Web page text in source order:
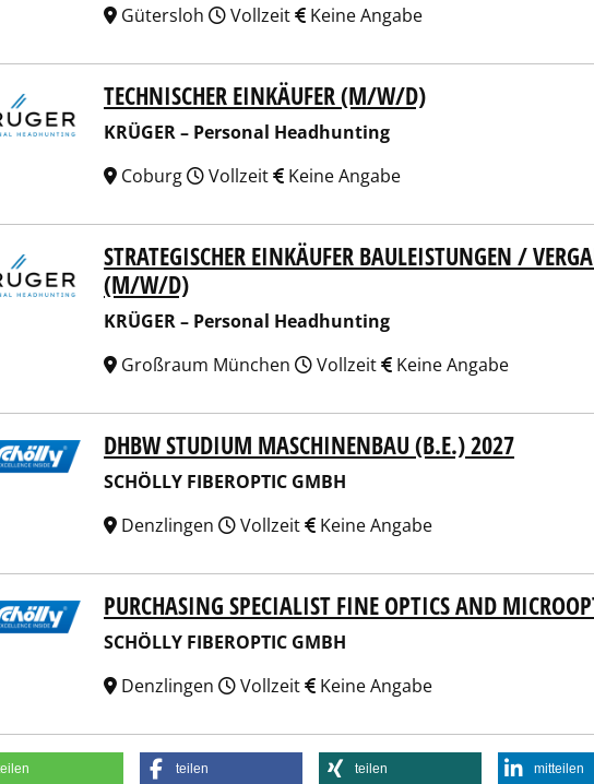
Gütersloh
Vollzeit Keine Angabe
– Personal Headhunting
TECHNISCHER EINKÄUFER (M/W/D)
KRÜGER – Personal Headhunting
Coburg
Vollzeit Keine Angabe
– Personal Headhunting
STRATEGISCHER EINKÄUFER BAULEISTUNGEN /
(M/W/D)
KRÜGER – Personal Headhunting
Großraum München
Vollzeit Keine Angabe
FIBEROPTIC GMBH
DHBW STUDIUM MASCHINENBAU (B.E.) 2027
SCHÖLLY FIBEROPTIC GMBH
Denzlingen
Vollzeit Keine Angabe
FIBEROPTIC GMBH
PURCHASING SPECIALIST FINE OPTICS AND
SCHÖLLY FIBEROPTIC GMBH
Denzlingen
Vollzeit Keine Angabe
teilen teilen mitteilen